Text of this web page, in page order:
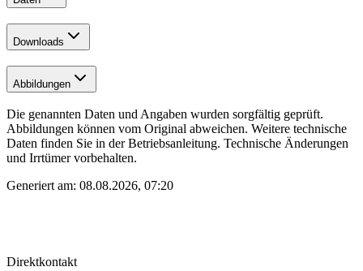
Downloads
Abbildungen
Die genannten Daten und Angaben wurden sorgfältig geprüft.
Abbildungen können vom Original abweichen. Weitere technische
Daten finden Sie in der Betriebsanleitung. Technische Änderungen
und Irrtümer vorbehalten.
Generiert am: 08.08.2026, 07:20
Direktkontakt